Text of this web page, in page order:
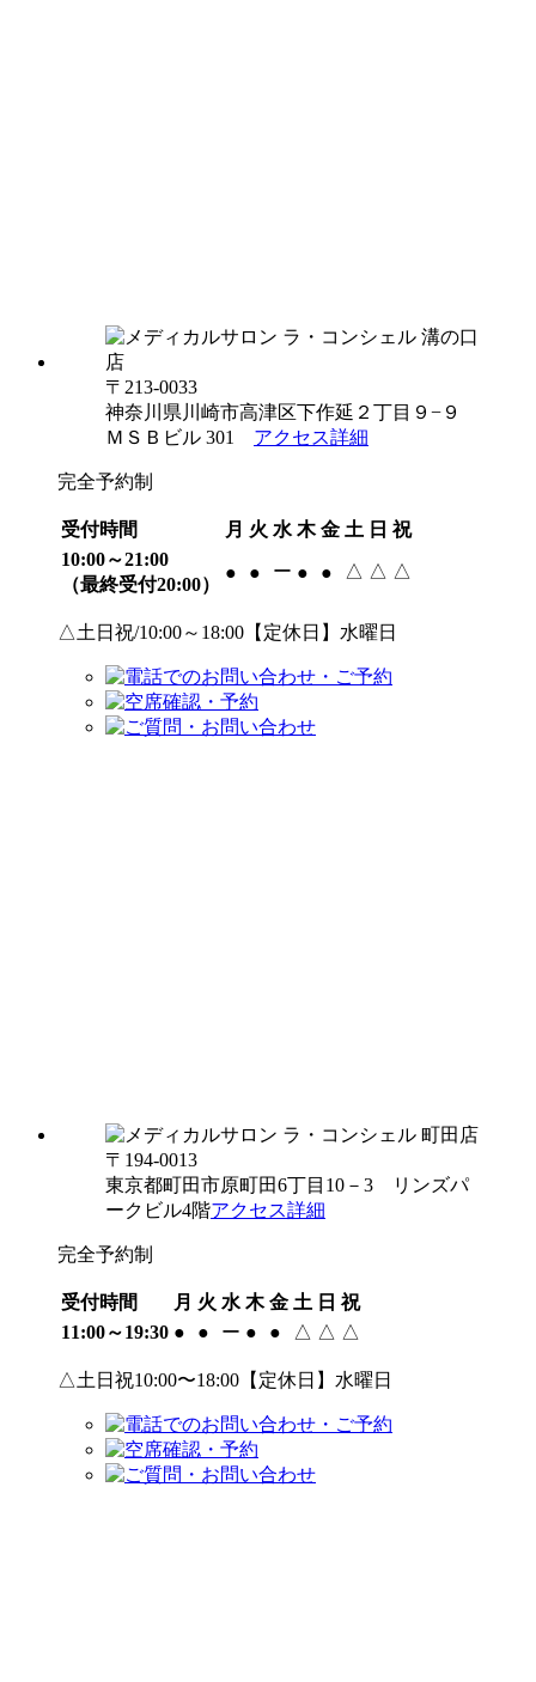
〒213-0033
神奈川県川崎市高津区下作延２丁目９−９
ＭＳＢビル 301 アクセス詳細
完全予約制
受付時間 月 火 水 木 金 土 日 祝
10:00～21:00
（最終受付20:00）
● ● ー ● ● △ △ △
△土日祝/10:00～18:00【定休日】水曜日
〒194-0013
東京都町田市原町田6丁目10－3 リンズパ
ークビル4階アクセス詳細
完全予約制
受付時間 月 火 水 木 金 土 日 祝
11:00～19:30 ● ● ー ● ● △ △ △
△土日祝10:00〜18:00【定休日】水曜日